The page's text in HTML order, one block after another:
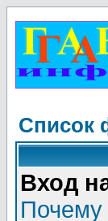
Список
Вход
Почему